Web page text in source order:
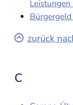
zurück
C